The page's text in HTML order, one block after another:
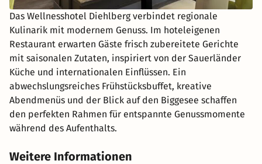
Das Wellnesshotel Diehlberg verbindet regionale
Kulinarik mit modernem Genuss. Im hoteleigenen
Restaurant erwarten Gäste frisch zubereitete Gerichte
mit saisonalen Zutaten, inspiriert von der Sauerländer
Küche und internationalen Einflüssen. Ein
abwechslungsreiches Frühstücksbuffet, kreative
Abendmenüs und der Blick auf den Biggesee schaffen
den perfekten Rahmen für entspannte Genussmomente
während des Aufenthalts.
Weitere Informationen